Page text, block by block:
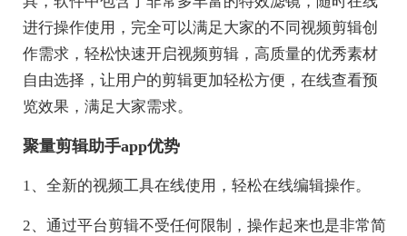
进行操作使用，完全可以满足大家的不同视频剪辑创
作需求，轻松快速开启视频剪辑，高质量的优秀素材
自由选择，让用户的剪辑更加轻松方便，在线查看预
览效果，满足大家需求。
聚量剪辑助手app优势
1、全新的视频工具在线使用，轻松在线编辑操作。
2、通过平台剪辑不受任何限制，操作起来也是非常简